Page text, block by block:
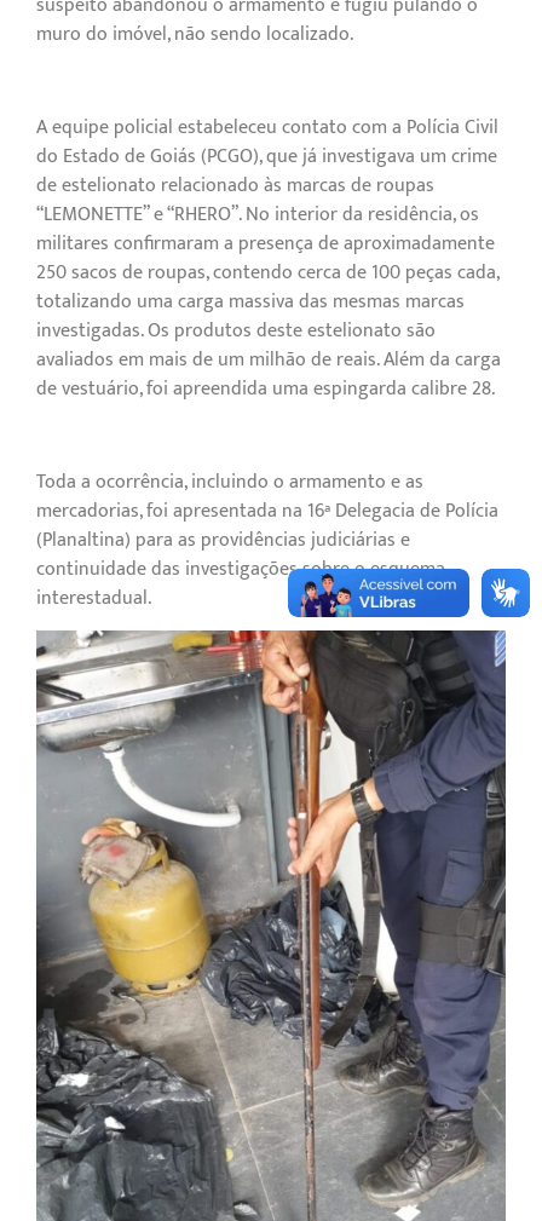
muro do imóvel, não sendo localizado.
A equipe policial estabeleceu contato com a Polícia Civil
do Estado de Goiás (PCGO), que já investigava um crime
de estelionato relacionado às marcas de roupas
“LEMONETTE” e “RHERO”. No interior da residência, os
militares confirmaram a presença de aproximadamente
250 sacos de roupas, contendo cerca de 100 peças cada,
totalizando uma carga massiva das mesmas marcas
investigadas. Os produtos deste estelionato são
avaliados em mais de um milhão de reais. Além da carga
de vestuário, foi apreendida uma espingarda calibre 28.
Toda a ocorrência, incluindo o armamento e as
mercadorias, foi apresentada na 16ª Delegacia de Polícia
(Planaltina) para as providências judiciárias e
continuidade das investigações sobre o esquema
interestadual.